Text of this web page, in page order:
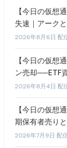
【今日の仮想
失速｜アーク
2026年8月6日 配
【今日の仮想
ン売却──ETF
2026年8月4日 配
【今日の仮想
期保有者売り
2026年7月9日 配